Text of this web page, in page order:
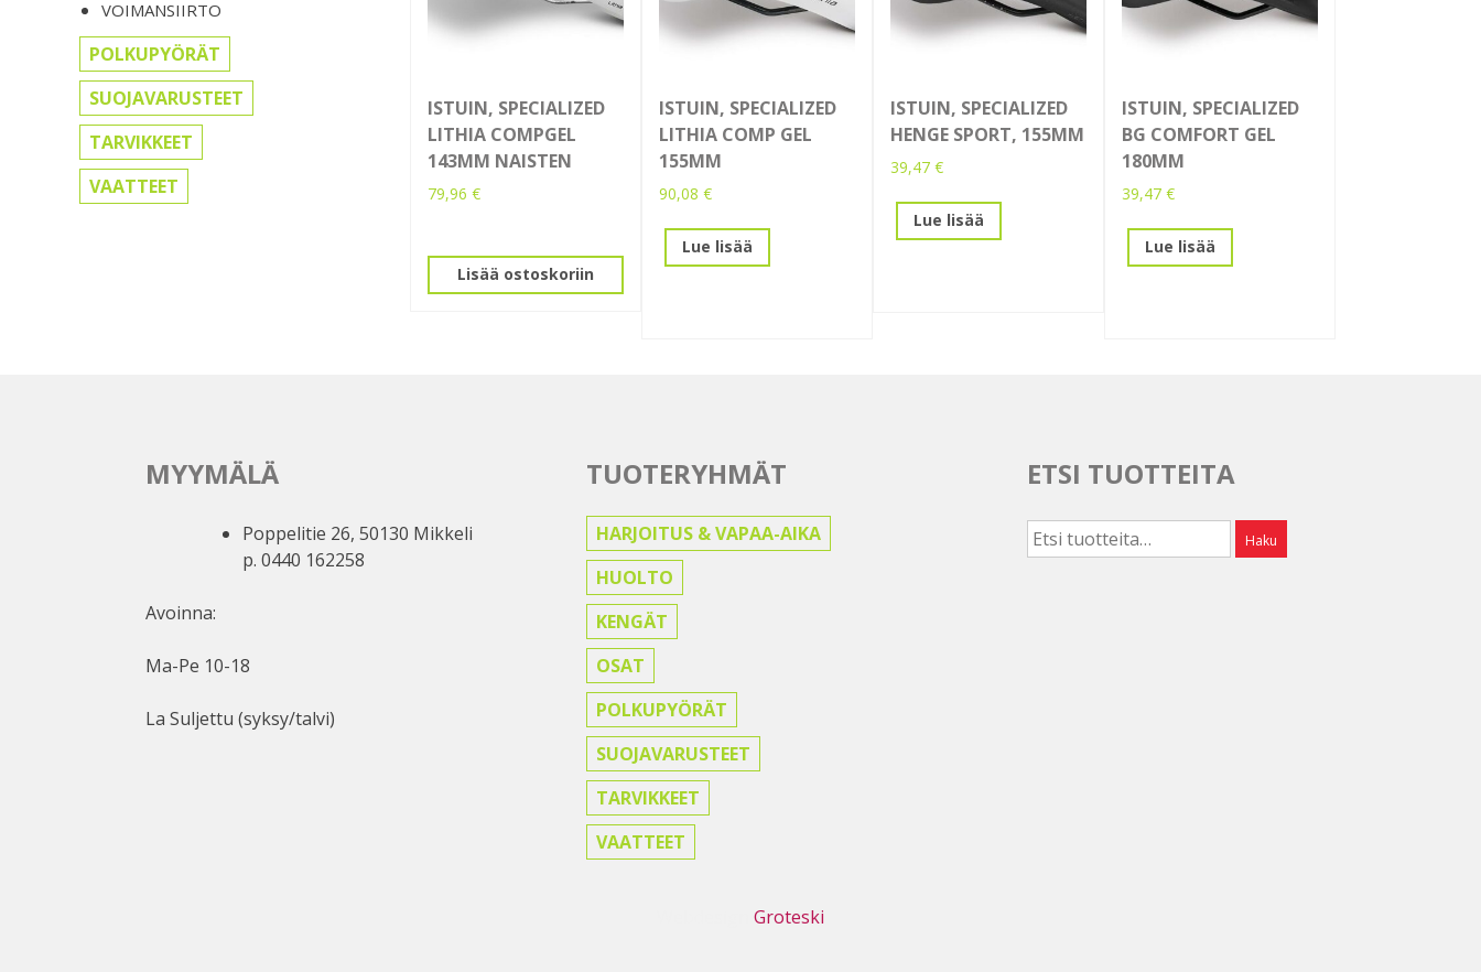
VOIMANSIIRTO
POLKUPYÖRÄT
SUOJAVARUSTEET
TARVIKKEET
VAATTEET
ISTUIN, SPECIALIZED
LITHIA COMPGEL
143MM NAISTEN
79,96 €
Lisää ostoskoriin
ISTUIN, SPECIALIZED
LITHIA COMP GEL
155MM
90,08 €
Lue lisää
ISTUIN, SPECIALIZED
HENGE SPORT, 155MM
39,47 €
Lue lisää
ISTUIN, SPECIALIZED
BG COMFORT GEL
180MM
39,47 €
Lue lisää
MYYMÄLÄ
Poppelitie 26, 50130 Mikkeli
p. 0440 162258
Avoinna:
Ma-Pe 10-18
La Suljettu (syksy/talvi)
TUOTERYHMÄT
HARJOITUS & VAPAA-AIKA
HUOLTO
KENGÄT
OSAT
POLKUPYÖRÄT
SUOJAVARUSTEET
TARVIKKEET
VAATTEET
ETSI TUOTTEITA
Etsi: Haku
Groteski